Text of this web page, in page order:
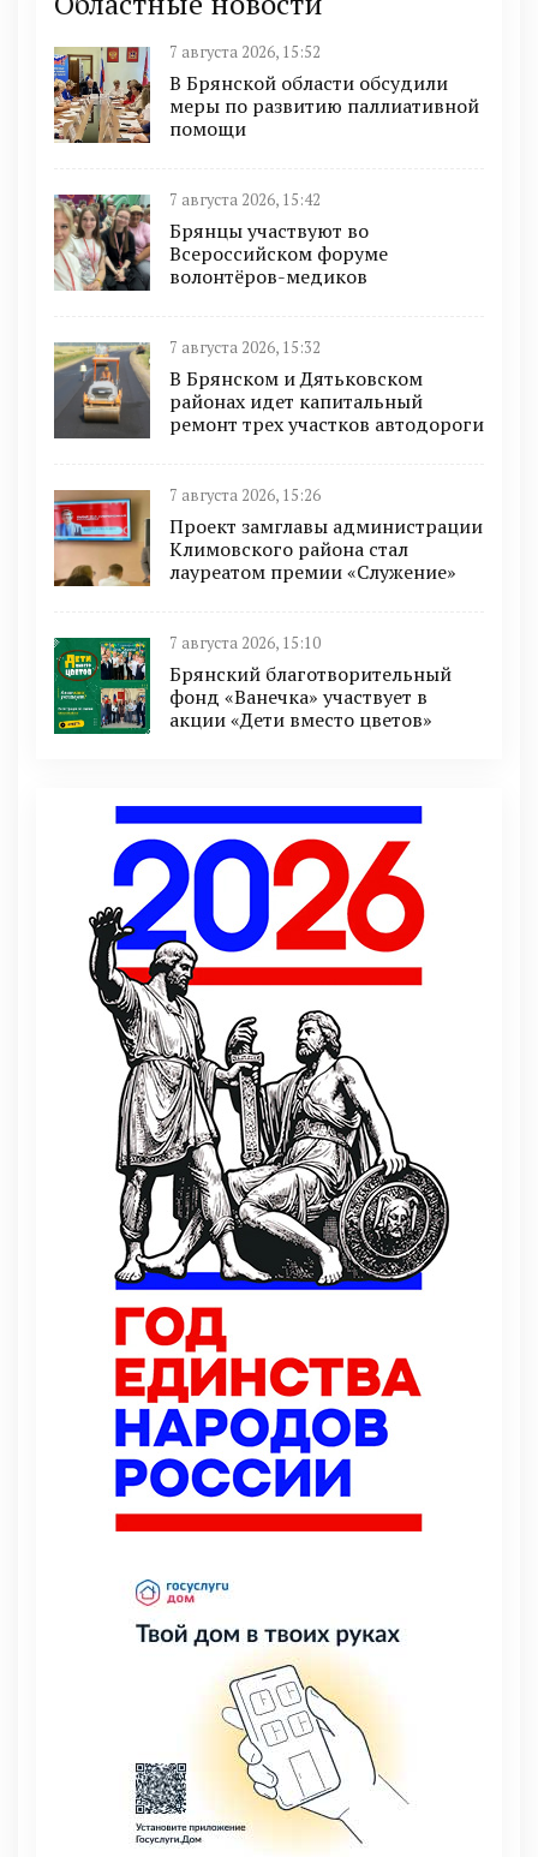
7 августа 2026, 15:52
В Брянской области обсудили
меры по развитию паллиативной
помощи
7 августа 2026, 15:42
Брянцы участвуют во
Всероссийском форуме
волонтёров-медиков
7 августа 2026, 15:32
В Брянском и Дятьковском
районах идет капитальный
ремонт трех участков автодороги
7 августа 2026, 15:26
Проект замглавы администрации
Климовского района стал
лауреатом премии «Служение»
7 августа 2026, 15:10
Брянский благотворительный
фонд «Ванечка» участвует в
акции «Дети вместо цветов»